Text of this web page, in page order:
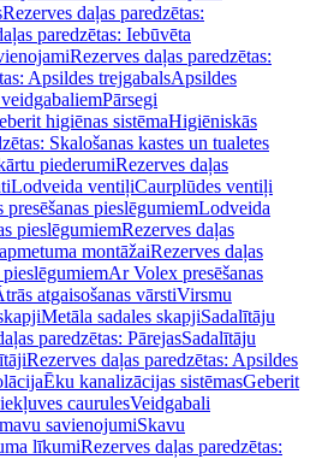
Rezerves daļas paredzētas:
paredzētas: Iebūvēta
Rezerves daļas paredzētas:
Apsildes trejgabalsApsildes
Pārsegi
higiēnas sistēmaHigiēniskās
Skalošanas kastes un tualetes
piederumiRezerves daļas
Lodveida ventiļiCaurplūdes ventiļi
pieslēgumiemLodveida
pieslēgumiemRezerves daļas
montāžaiRezerves daļas
pieslēgumiemAr Volex presēšanas
atgaisošanas vārstiVirsmu
Metāla sadales skapjiSadalītāju
paredzētas: PārejasSadalītāju
Rezerves daļas paredzētas: Apsildes
Ēku kanalizācijas sistēmasGeberit
caurulesVeidgabali
savienojumiSkavu
līkumiRezerves daļas paredzētas: